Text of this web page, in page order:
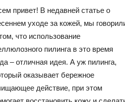
привет! В недавней статье о
уходе за кожей, мы
что использование
пилинга в это время
– отличная идея. А уж пилинга,
оказывает бережное
действие, при этом